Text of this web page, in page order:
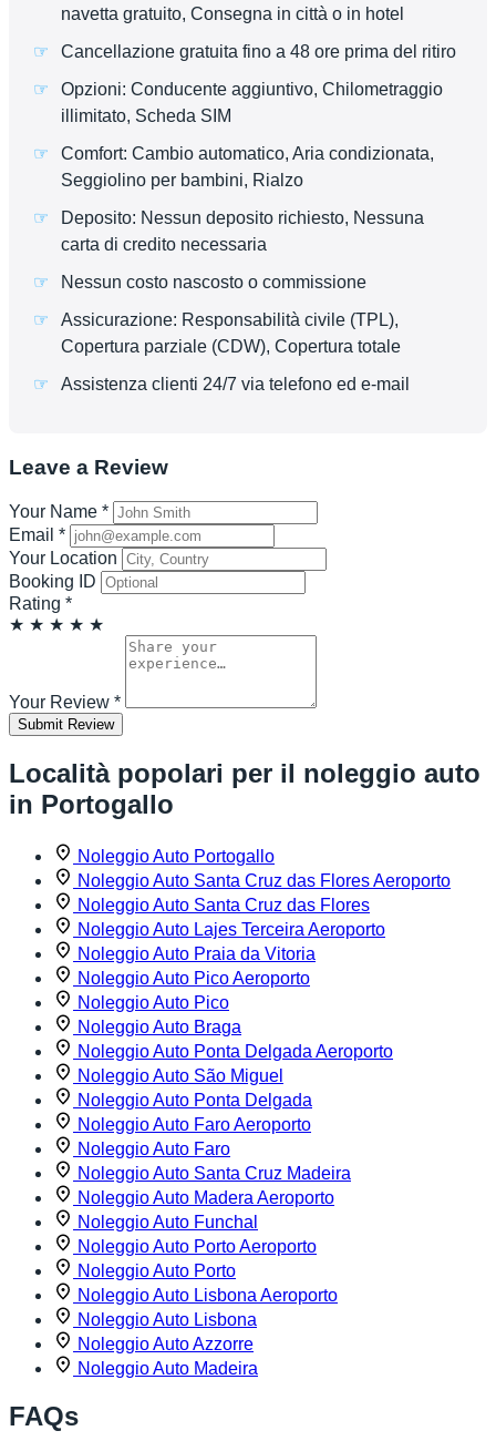
navetta gratuito, Consegna in città o in hotel
Cancellazione gratuita fino a 48 ore prima del ritiro
Opzioni: Conducente aggiuntivo, Chilometraggio
illimitato, Scheda SIM
Comfort: Cambio automatico, Aria condizionata,
Seggiolino per bambini, Rialzo
Deposito: Nessun deposito richiesto, Nessuna
carta di credito necessaria
Nessun costo nascosto o commissione
Assicurazione: Responsabilità civile (TPL),
Copertura parziale (CDW), Copertura totale
Assistenza clienti 24/7 via telefono ed e-mail
Leave a Review
Your Name *
Email *
Your Location
Booking ID
Rating *
★ ★ ★ ★ ★
Your Review *
Submit Review
Località popolari per il noleggio auto
in Portogallo
Noleggio Auto Portogallo
Noleggio Auto Santa Cruz das Flores Aeroporto
Noleggio Auto Santa Cruz das Flores
Noleggio Auto Lajes Terceira Aeroporto
Noleggio Auto Praia da Vitoria
Noleggio Auto Pico Aeroporto
Noleggio Auto Pico
Noleggio Auto Braga
Noleggio Auto Ponta Delgada Aeroporto
Noleggio Auto São Miguel
Noleggio Auto Ponta Delgada
Noleggio Auto Faro Aeroporto
Noleggio Auto Faro
Noleggio Auto Santa Cruz Madeira
Noleggio Auto Madera Aeroporto
Noleggio Auto Funchal
Noleggio Auto Porto Aeroporto
Noleggio Auto Porto
Noleggio Auto Lisbona Aeroporto
Noleggio Auto Lisbona
Noleggio Auto Azzorre
Noleggio Auto Madeira
FAQs